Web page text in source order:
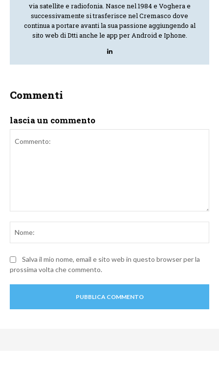
via satellite e radiofonia. Nasce nel 1984 e Voghera e
successivamente si trasferisce nel Cremasco dove
continua a portare avanti la sua passione aggiungendo al
sito web di Dtti anche le app per Android e Iphone.
Commenti
lascia un commento
Salva il mio nome, email e sito web in questo browser per la
prossima volta che commento.